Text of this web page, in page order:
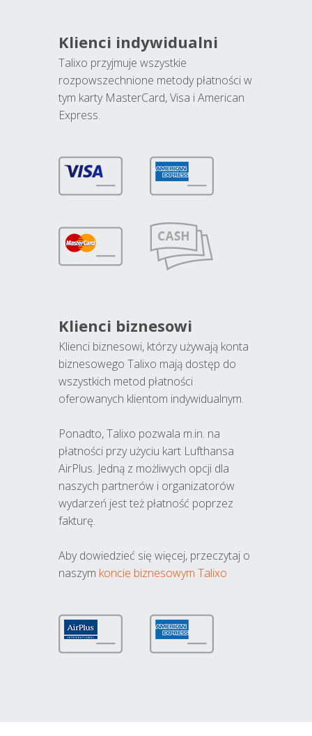
Klienci indywidualni
Talixo przyjmuje wszystkie
rozpowszechnione metody płatności w
tym karty MasterCard, Visa i American
Express.
Klienci biznesowi
Klienci biznesowi, którzy używają konta
biznesowego Talixo mają dostęp do
wszystkich metod płatności
oferowanych klientom indywidualnym.
Ponadto, Talixo pozwala m.in. na
płatności przy użyciu kart Lufthansa
AirPlus. Jedną z możliwych opcji dla
naszych partnerów i organizatorów
wydarzeń jest też płatność poprzez
fakturę.
Aby dowiedzieć się więcej, przeczytaj o
naszym koncie biznesowym Talixo